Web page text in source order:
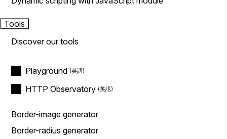
Tools
Discover our tools
Playground
HTTP Observatory
Border-image generator
Border-radius generator